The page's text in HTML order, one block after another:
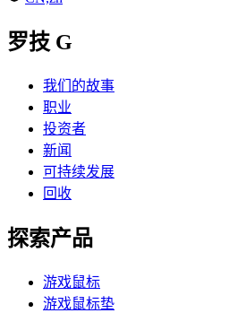
罗技 G
我们的故事
职业
投资者
新闻
可持续发展
回收
探索产品
游戏鼠标
游戏鼠标垫